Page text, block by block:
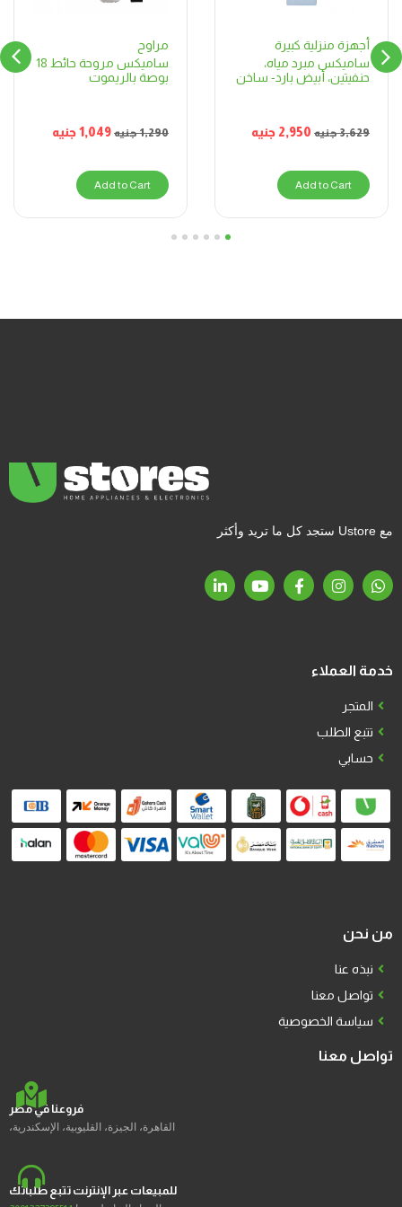
أجهزة منزلية كبيرة
ساميكس مبرد مياه،
حنفيتين، أبيض بارد- ساخن
3,629جنيه 2,950 جنيه
Add to Cart
مراوح
ساميكس مروحة حائط 18
بوصة بالريموت
1,290جنيه 1,049جنيه
Add to Cart
1
2
مع Ustore ستجد كل ما تريد وأكثر
خدمة العملاء
المتجر
تتبع الطلب
حسابي
من نحن
نبذه عنا
تواصل معنا
سياسة الخصوصية
تواصل معنا
فروعنا في مصر
القاهرة، الجيزة، القليوبية، الإسكندرية،
للمبيعات عبر الإنترنت تتبع طلباتك